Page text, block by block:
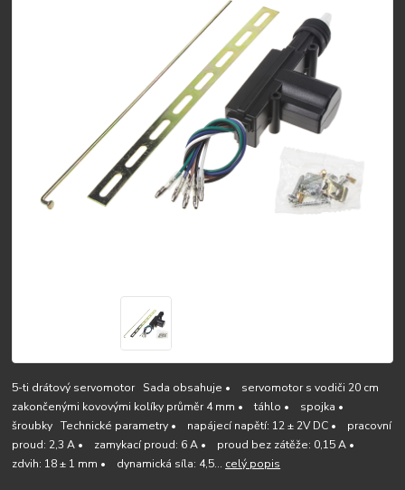
5-ti drátový servomotor Sada obsahuje • servomotor s vodiči 20 cm
zakončenými kovovými kolíky průměr 4 mm • táhlo • spojka •
šroubky Technické parametry • napájecí napětí: 12 ± 2V DC • pracovní
proud: 2,3 A • zamykací proud: 6 A • proud bez zátěže: 0,15 A •
zdvih: 18 ± 1 mm • dynamická síla: 4,5... celý popis